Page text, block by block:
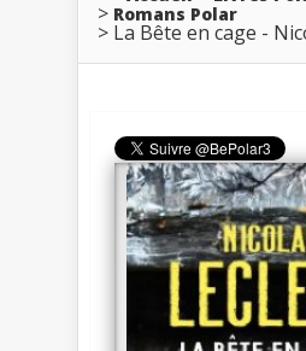
Romans Polar
La Bête en cage -